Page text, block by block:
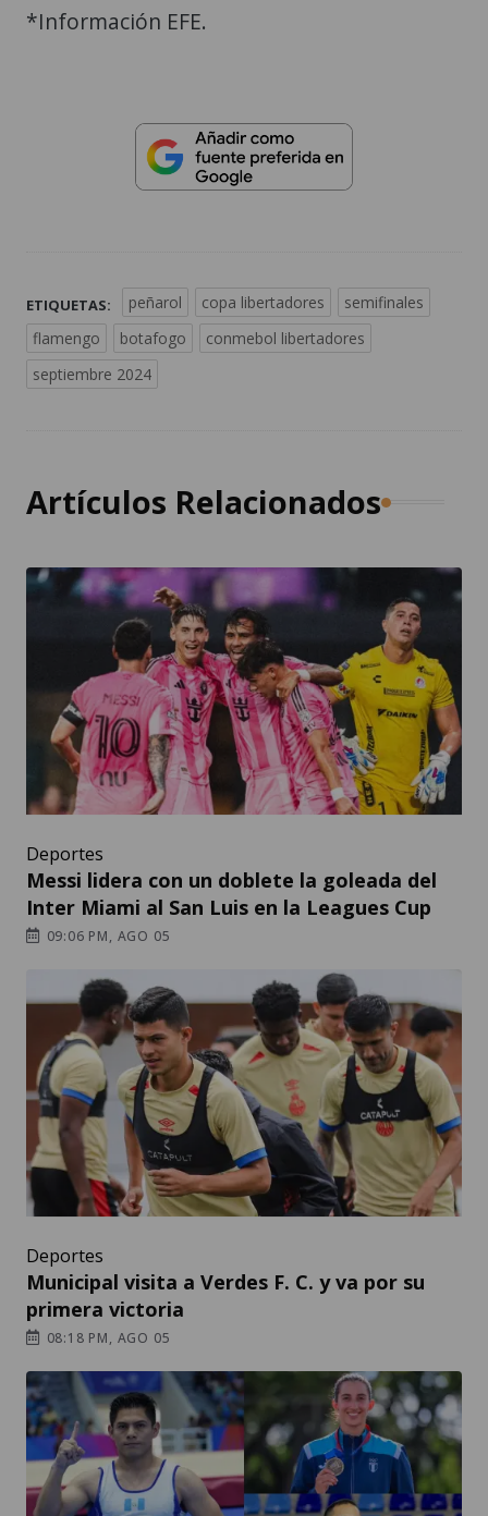
*Información EFE.
ETIQUETAS: peñarol copa libertadores
semifinales
flamengo
botafogo
conmebol libertadores
septiembre 2024
Artículos Relacionados
Deportes
Messi lidera con un doblete la goleada del
Inter Miami al San Luis en la Leagues Cup
09:06 PM, AGO 05
Deportes
Municipal visita a Verdes F. C. y va por su
primera victoria
08:18 PM, AGO 05